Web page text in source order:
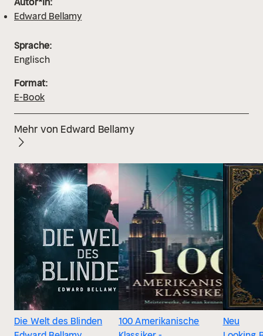
Edward Bellamy
Sprache:
Englisch
Format:
E-Book
Mehr von Edward Bellamy
Die Welt des Blinden
100 Amerikanische
Neu